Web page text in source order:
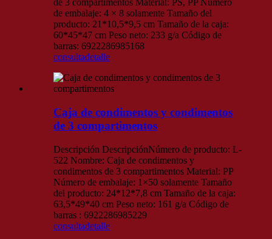
de 3 compartimentos Material: PS, PP Número
de embalaje: 4 × 8 solamente Tamaño del
producto: 21*10,5*9,5 cm Tamaño de la caja:
60*45*47 cm Peso neto: 233 g/a Código de
barras: 6922286985168
consultadetalle
Caja de condimentos y condimentos
de 3 compartimentos
Descripción DescripciónNúmero de producto: L-
522 Nombre: Caja de condimentos y
condimentos de 3 compartimentos Material: PP
Número de embalaje: 1×50 solamente Tamaño
del producto: 24*12*7,8 cm Tamaño de la caja:
63,5*49*40 cm Peso neto: 161 g/a Código de
barras : 6922286985229
consultadetalle